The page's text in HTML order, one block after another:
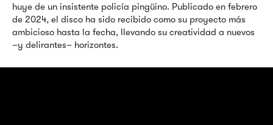
huye de un insistente policía pingüino. Publicado en febrero
de 2024, el disco ha sido recibido como su proyecto más
ambicioso hasta la fecha, llevando su creatividad a nuevos
–y delirantes– horizontes.